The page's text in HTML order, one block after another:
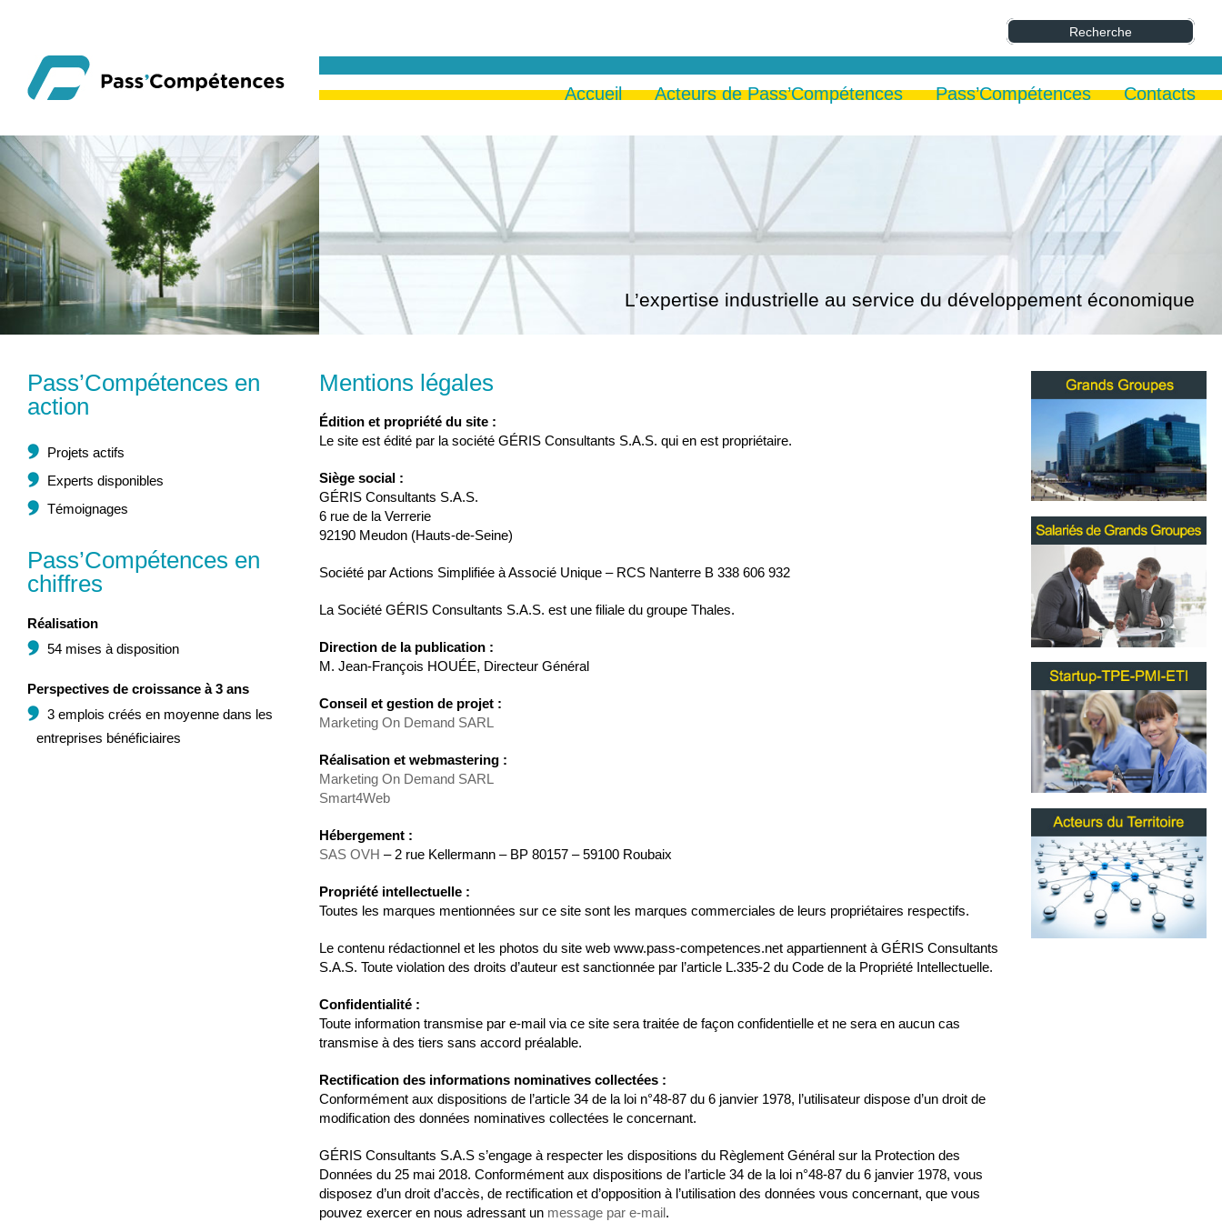
Accueil Acteurs de Pass’Compétences Pass’Compétences Contacts
L’expertise industrielle au service du développement économique
Pass’Compétences en
action
Projets actifs
Experts disponibles
Témoignages
Pass’Compétences en
chiffres
Réalisation
54 mises à disposition
Perspectives de croissance à 3 ans
3 emplois créés en moyenne dans les
entreprises bénéficiaires
Mentions légales
Édition et propriété du site :
Le site est édité par la société GÉRIS Consultants S.A.S. qui en est propriétaire.
Siège social :
GÉRIS Consultants S.A.S.
6 rue de la Verrerie
92190 Meudon (Hauts-de-Seine)
Société par Actions Simplifiée à Associé Unique – RCS Nanterre B 338 606 932
La Société GÉRIS Consultants S.A.S. est une filiale du groupe Thales.
Direction de la publication :
M. Jean-François HOUÉE, Directeur Général
Conseil et gestion de projet :
Marketing On Demand SARL
Réalisation et webmastering :
Marketing On Demand SARL
Smart4Web
Hébergement :
SAS OVH – 2 rue Kellermann – BP 80157 – 59100 Roubaix
Propriété intellectuelle :
Toutes les marques mentionnées sur ce site sont les marques commerciales de leurs propriétaires respectifs.
Le contenu rédactionnel et les photos du site web www.pass-competences.net appartiennent à GÉRIS Consultants
S.A.S. Toute violation des droits d’auteur est sanctionnée par l’article L.335-2 du Code de la Propriété Intellectuelle.
Confidentialité :
Toute information transmise par e-mail via ce site sera traitée de façon confidentielle et ne sera en aucun cas
transmise à des tiers sans accord préalable.
Rectification des informations nominatives collectées :
Conformément aux dispositions de l’article 34 de la loi n°48-87 du 6 janvier 1978, l’utilisateur dispose d’un droit de
modification des données nominatives collectées le concernant.
GÉRIS Consultants S.A.S s’engage à respecter les dispositions du Règlement Général sur la Protection des
Données du 25 mai 2018. Conformément aux dispositions de l’article 34 de la loi n°48-87 du 6 janvier 1978, vous
disposez d’un droit d’accès, de rectification et d’opposition à l’utilisation des données vous concernant, que vous
pouvez exercer en nous adressant un message par e-mail.